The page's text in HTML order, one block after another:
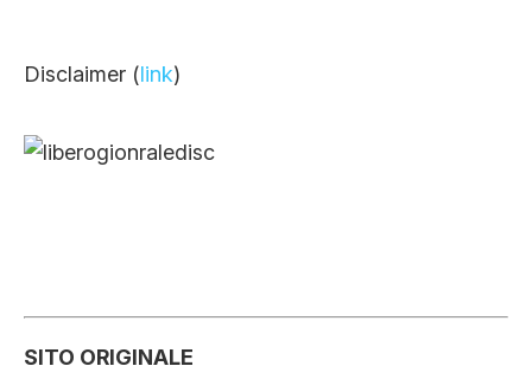
Disclaimer (link)
SITO ORIGINALE